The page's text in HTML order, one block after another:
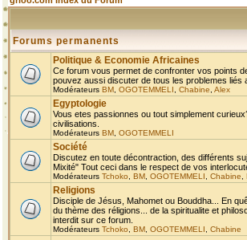
Forums permanents
Politique & Economie Africaines
Ce forum vous permet de confronter vos points
pouvez aussi discuter de tous les problemes liés
Modérateurs BM OGOTEMMELI Chabine Alex
Egyptologie
Vous etes passionnes ou tout simplement
civilisations.
Modérateurs BM OGOTEMMELI
Société
Discutez en toute décontraction, des différents
Mixité" Tout ceci dans le respect de vos
Modérateurs Tchoko BM OGOTEMMELI Chabine
Religions
Disciple de Jésus, Mahomet ou Bouddha... En
du thème des réligions... de la spiritualite et
interdit sur ce forum.
Modérateurs Tchoko BM OGOTEMMELI Chabine